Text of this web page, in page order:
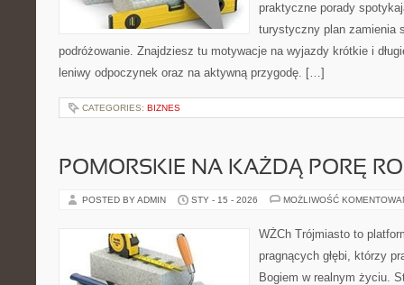
praktyczne porady
turystyczny plan zamienia
podróżowanie. Znajdziesz tu motywacje na wyjazdy krótkie i
leniwy odpoczynek oraz na aktywną przygodę. […]
CATEGORIES: BIZNES
POMORSKIE NA KAŻDĄ PORĘ
POSTED BY ADMIN STY - 15 - 2026 MOŻLIWOŚĆ
WŻCh Trójmiasto to
pragnących głębi, którzy
Bogiem w realnym życiu.